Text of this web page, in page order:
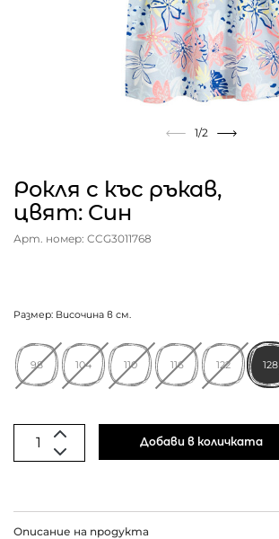
1/2
Рокля с къс ръкав,
цвят: Син
Арт. номер: CCG3011768
Размер: Височина в см.
98 104 110 116 122 128
Добави в количката
Описание на продукта